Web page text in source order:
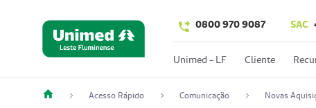
0800 970 9087 SAC
Unimed - LF Cliente
Acesso Rápido Comunicação Novas